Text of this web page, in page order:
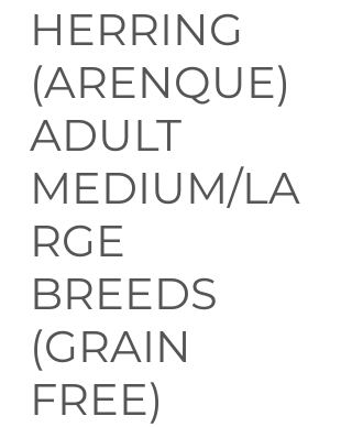
HERRING
(ARENQUE)
ADULT
MEDIUM/LA
RGE
BREEDS
(GRAIN
FREE)